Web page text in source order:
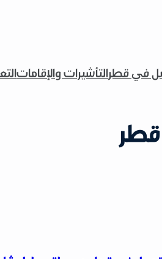
في قطرالتأشيرات والإقامات
قطر